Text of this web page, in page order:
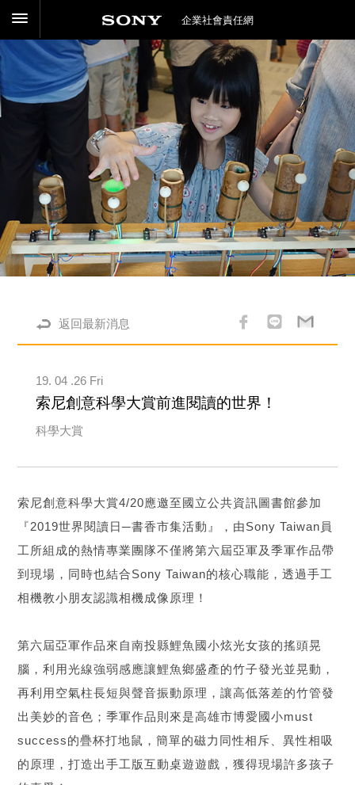
企業社會責任網
返回最新消息
19. 04 .26 Fri
索尼創意科學大賞前進閱讀的世界！
科學大賞
索尼創意科學大賞4/20應邀至國立公共資訊圖書館參加
『2019世界閱讀日─書香市集活動』，由Sony Taiwan員
工所組成的熱情專業團隊不僅將第六屆亞軍及季軍作品帶
到現場，同時也結合Sony Taiwan的核心職能，透過手工
相機教小朋友認識相機成像原理！
第六屆亞軍作品來自南投縣鯉魚國小炫光女孩的搖頭晃
腦，利用光線強弱感應讓鯉魚鄉盛產的竹子發光並晃動，
再利用空氣柱長短與聲音振動原理，讓高低落差的竹管發
出美妙的音色；季軍作品則來是高雄市博愛國小must
success的疊杯打地鼠，簡單的磁力同性相斥、異性相吸
的原理，打造出手工版互動桌遊遊戲，獲得現場許多孩子